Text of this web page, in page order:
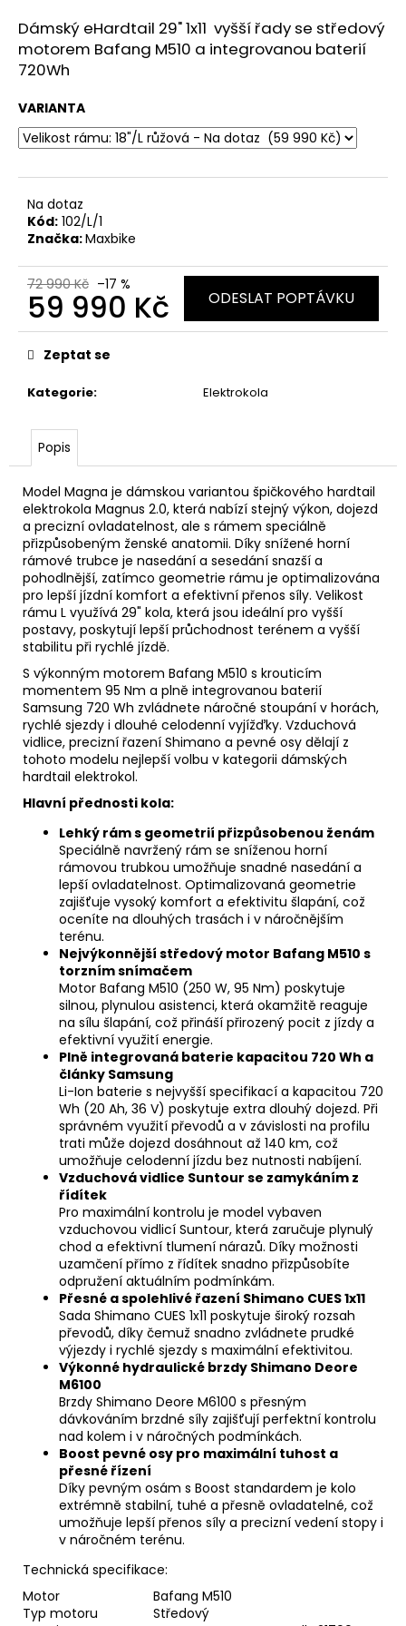
Dámský eHardtail 29" 1x11 vyšší řady se středový
motorem Bafang M510 a integrovanou baterií
720Wh
VARIANTA
Na dotaz
Kód: 102/L/1
Značka:Maxbike
72 990 Kč –17 %
59 990 Kč
Měrná
cena:
ODESLAT POPTÁVKU
Kategorie: Elektrokola
Zeptat se
Popis
Model Magna je dámskou variantou špičkového hardtail
elektrokola Magnus 2.0, která nabízí stejný výkon, dojezd
a precizní ovladatelnost, ale s rámem speciálně
přizpůsobeným ženské anatomii. Díky snížené horní
rámové trubce je nasedání a sesedání snazší a
pohodlnější, zatímco geometrie rámu je optimalizována
pro lepší jízdní komfort a efektivní přenos síly. Velikost
rámu L využívá 29" kola, která jsou ideální pro vyšší
postavy, poskytují lepší průchodnost terénem a vyšší
stabilitu při rychlé jízdě.
S výkonným motorem Bafang M510 s krouticím
momentem 95 Nm a plně integrovanou baterií
Samsung 720 Wh zvládnete náročné stoupání v horách,
rychlé sjezdy i dlouhé celodenní vyjížďky. Vzduchová
vidlice, precizní řazení Shimano a pevné osy dělají z
tohoto modelu nejlepší volbu v kategorii dámských
hardtail elektrokol.
Hlavní přednosti kola:
Lehký rám s geometrií přizpůsobenou ženám
Speciálně navržený rám se sníženou horní
rámovou trubkou umožňuje snadné nasedání a
lepší ovladatelnost. Optimalizovaná geometrie
zajišťuje vysoký komfort a efektivitu šlapání, což
oceníte na dlouhých trasách i v náročnějším
terénu.
Nejvýkonnější středový motor Bafang M510 s
torzním snímačem
Motor Bafang M510 (250 W, 95 Nm) poskytuje
silnou, plynulou asistenci, která okamžitě reaguje
na sílu šlapání, což přináší přirozený pocit z jízdy a
efektivní využití energie.
Plně integrovaná baterie kapacitou 720 Wh a
články Samsung
Li-Ion baterie s nejvyšší specifikací a kapacitou 720
Wh (20 Ah, 36 V) poskytuje extra dlouhý dojezd. Při
správném využití převodů a v závislosti na profilu
trati může dojezd dosáhnout až 140 km, což
umožňuje celodenní jízdu bez nutnosti nabíjení.
Vzduchová vidlice Suntour se zamykáním z
řídítek
Pro maximální kontrolu je model vybaven
vzduchovou vidlicí Suntour, která zaručuje plynulý
chod a efektivní tlumení nárazů. Díky možnosti
uzamčení přímo z řídítek snadno přizpůsobíte
odpružení aktuálním podmínkám.
Přesné a spolehlivé řazení Shimano CUES 1x11
Sada Shimano CUES 1x11 poskytuje široký rozsah
převodů, díky čemuž snadno zvládnete prudké
výjezdy i rychlé sjezdy s maximální efektivitou.
Výkonné hydraulické brzdy Shimano Deore
M6100
Brzdy Shimano Deore M6100 s přesným
dávkováním brzdné síly zajišťují perfektní kontrolu
nad kolem i v náročných podmínkách.
Boost pevné osy pro maximální tuhost a
přesné řízení
Díky pevným osám s Boost standardem je kolo
extrémně stabilní, tuhé a přesně ovladatelné, což
umožňuje lepší přenos síly a precizní vedení stopy i
v náročném terénu.
Technická specifikace:
Motor
Bafang M510
Typ motoru
Středový
a
j
í
?
D
o
p
o
u
e
m
e
MAXBIKE
HAKON
2.1
49
990
Kč
Původně:
54
990
Kč